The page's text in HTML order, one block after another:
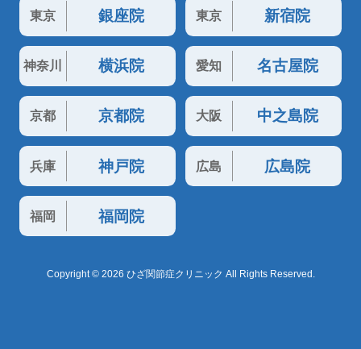
東京 銀座院 東京 新宿院
神奈川 横浜院 愛知 名古屋院
京都 京都院 大阪 中之島院
兵庫 神戸院 広島 広島院
福岡 福岡院
Copyright © 2026 ひざ関節症クリニック All Rights Reserved.